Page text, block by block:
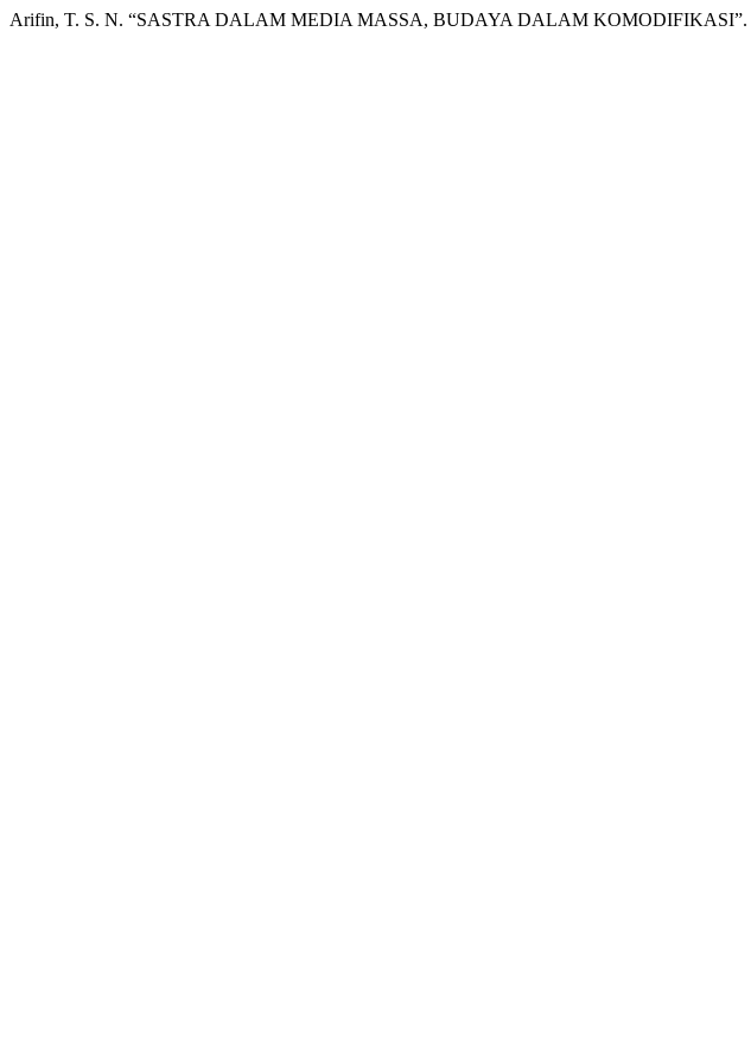
Arifin, T. S. N. “SASTRA DALAM MEDIA MASSA, BUDAYA DALAM KOMODIFIKASI”.